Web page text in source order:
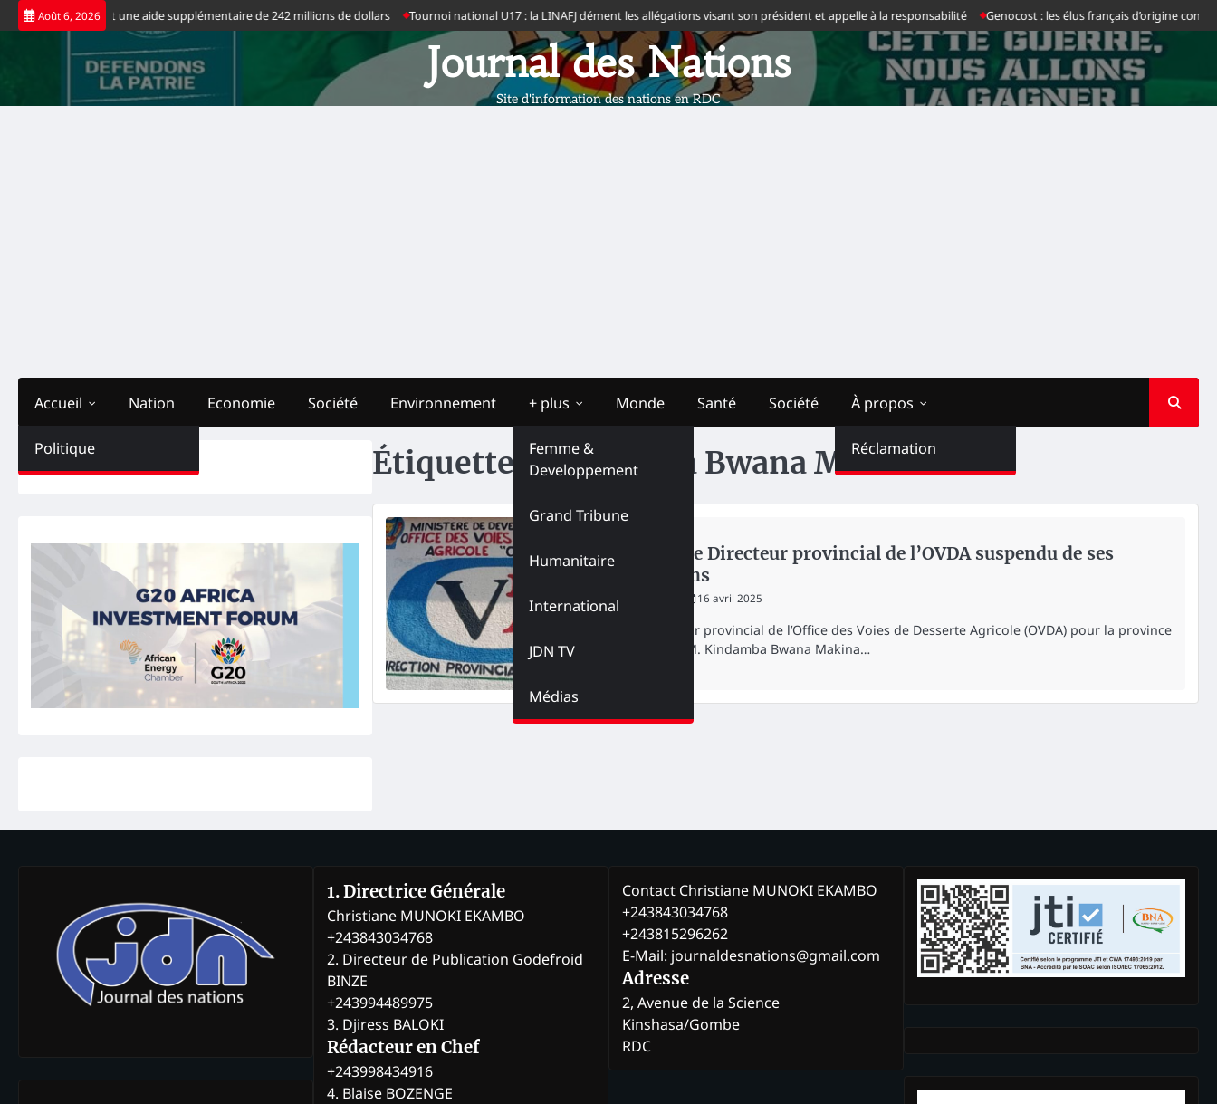
Skip
to
Août 6, 2026
débloquent une aide supplémentaire de 242 millions de dollars Tournoi national U17 : la LINAFJ dément les allégations visant son président et appelle à la responsabilité Genocost : les élus français d’origine
Journal des Nations
Site d'information des nations en RDC
Accueil
Politique
Nation Economie Société Environnement + plus
Femme &
Developpement
Grand Tribune
Humanitaire
International
JDN TV
Médias
Monde Santé Société À propos
Réclamation
Étiquette :Kindamba Bwana Makina
Kasaï : le Directeur provincial de l’OVDA suspendu de ses
fonctions
16 avril 2025
Le Directeur provincial de l’Office des Voies de Desserte Agricole (OVDA) pour la province
du Kasaï, M. Kindamba Bwana Makina…
1. Directrice Générale
Christiane MUNOKI EKAMBO
+243843034768
2. Directeur de Publication Godefroid
BINZE
+243994489975
3. Djiress BALOKI
Rédacteur en Chef
+243998434916
4. Blaise BOZENGE
Contact Christiane MUNOKI EKAMBO
+243843034768
+243815296262
E-Mail: journaldesnations@gmail.com
Adresse
2, Avenue de la Science
Kinshasa/Gombe
RDC